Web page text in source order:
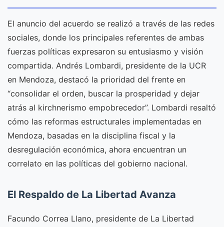
El anuncio del acuerdo se realizó a través de las redes
sociales, donde los principales referentes de ambas
fuerzas políticas expresaron su entusiasmo y visión
compartida. Andrés Lombardi, presidente de la UCR
en Mendoza, destacó la prioridad del frente en
“consolidar el orden, buscar la prosperidad y dejar
atrás al kirchnerismo empobrecedor”. Lombardi resaltó
cómo las reformas estructurales implementadas en
Mendoza, basadas en la disciplina fiscal y la
desregulación económica, ahora encuentran un
correlato en las políticas del gobierno nacional.
El Respaldo de La Libertad Avanza
Facundo Correa Llano, presidente de La Libertad